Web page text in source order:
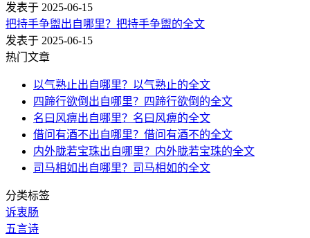
发表于 2025-06-15
把持手争盥出自哪里？把持手争盥的全文
发表于 2025-06-15
热门文章
以气熟止出自哪里？以气熟止的全文
四蹄行欲倒出自哪里？四蹄行欲倒的全文
名曰风痹出自哪里？名曰风痹的全文
借问有酒不出自哪里？借问有酒不的全文
内外胧若宝珠出自哪里？内外胧若宝珠的全文
司马相如出自哪里？司马相如的全文
分类标签
诉衷肠
五言诗